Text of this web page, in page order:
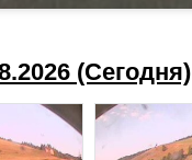
(Cегодня)